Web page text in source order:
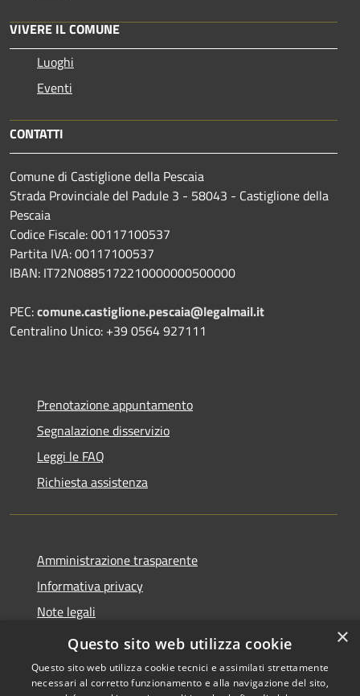
VIVERE IL COMUNE
Luoghi
Eventi
CONTATTI
Comune di Castiglione della Pescaia
Strada Provinciale del Padule 3 - 58043 - Castiglione della
Pescaia
Codice Fiscale: 00117100537
Partita IVA: 00117100537
IBAN: IT72N0885172210000000500000
PEC:comune.castiglione.pescaia@legalmail.it
Centralino Unico: +39 0564 927111
Prenotazione appuntamento
Segnalazione disservizio
Leggi le FAQ
Richiesta assistenza
Amministrazione trasparente
Informativa privacy
Note legali
Dichiarazione di accessibilità
×
Questo sito web utilizza cookie
Questo sito web utilizza cookie tecnici e assimilati strettamente
necessari al corretto funzionamento e alla navigazione del sito,